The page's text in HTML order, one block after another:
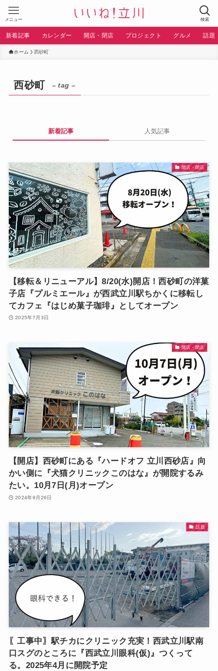
検索
メニュー
新着記事 カレンダー 開店・閉店 プロジェクト グルメ 話題
ホーム 西砂町
西砂町 – tag –
新着記事 人気記事
開店・閉店
【移転＆リニューアル】8/20(水)開店！西砂町の洋菓
子店『プルミエール』が西武立川駅ちかくに移転し
てカフェ『はじめ菓子珈琲』としてオープン
2025年7月3日
開店・閉店
【開店】西砂町にある『ハードオフ 立川西砂店』向
かい側に『犬猫クリニックこのはな』が開院するみ
たい。10月7日(月)オープン
2024年9月26日
話題
〖工事中〗駅チカにクリニック充実！西武立川駅南
口スグのところに『西武立川眼科(仮)』つくって
る。2025年4月に開院予定